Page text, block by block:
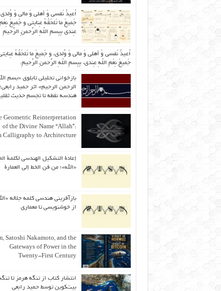
اُعیذُ نَفسی وَ أهلی وَ مالی وَ
جَمیعَ ما تَلحَقُهُ عِنایتی و جَمیعَ نِعَمِ
عِندی بِبِسمِ اللّهِ الرَّحمنِ الرَّحیمِ
اُعیذُ نَفسی وَ أهلی وَ مالی وَ وُلدی، و جَمیعَ ما تَلحَقُهُ
جَمیعَ نِعَمِ اللّهِ عِندی، بِبِسمِ اللّهِ الرَّحمنِ الرَّحیمِ.
بازخوانی تحلیلی تابلوی «بسم
الرحمن الرحیم» اثر حمید رابعی؛
هندسه نقطه تا تجسم حدیث
Geometric Reinterpretation
of the Divine Name “Allah”:
Calligraphy to Architecture
إعادة التشكيل الهندسي لكلمة
«الله»؛ من فن الخط إلى العمارة
بازآفرینی هندسی کلمه جلاله
از خوشنویسی تا معماری
Satoshi Nakamoto, and the
Gateways of Power in the
Twenty-First Century
انتشار کتاب از تنگه هرمز تا
بیت‌کوین توسط حمید رابعی